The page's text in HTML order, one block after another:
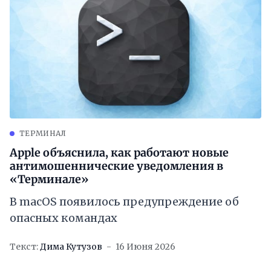
ТЕРМИНАЛ
Apple объяснила, как работают новые
антимошеннические уведомления в
«Терминале»
В macOS появилось предупреждение об
опасных командах
Текст:Дима Кутузов 16 Июня 2026